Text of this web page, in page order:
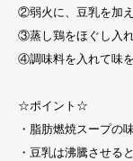
②弱火に、豆乳を加
③蒸し鶏をほぐし入
④調味料を入れて味
☆ポイント☆
・脂肪燃焼スープの
・豆乳は沸騰させる